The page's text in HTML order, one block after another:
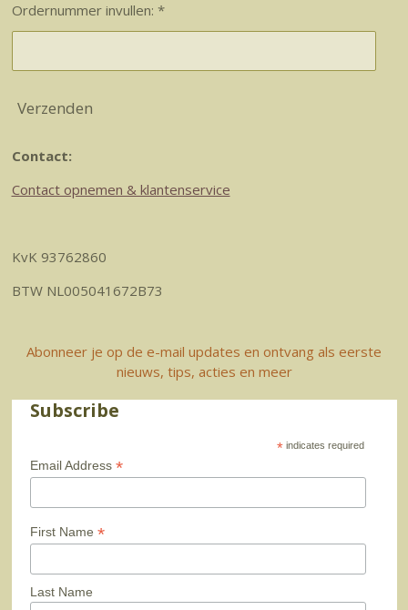
Ordernummer invullen: *
Verzenden
Contact:
Contact opnemen & klantenservice
KvK 93762860
BTW NL005041672B73
Abonneer je op de e-mail updates en ontvang als eerste
nieuws, tips, acties en meer
Subscribe
* indicates required
Email Address *
First Name *
Last Name